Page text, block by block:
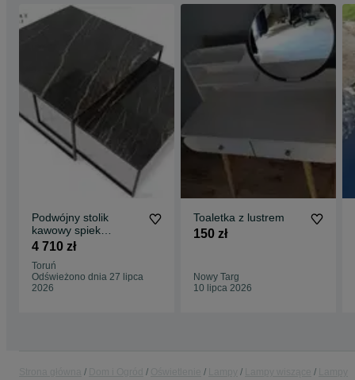
Podwójny stolik
kawowy spiek
kwarcowy Kwadraty
4 710 zł
Toruń
Odświeżono dnia 27 lipca
2026
Toaletka z lustrem
150 zł
Nowy Targ
10 lipca 2026